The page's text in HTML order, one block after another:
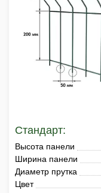
Стандарт:
Высота панели
Ширина панели
Диаметр прутка
Цвет